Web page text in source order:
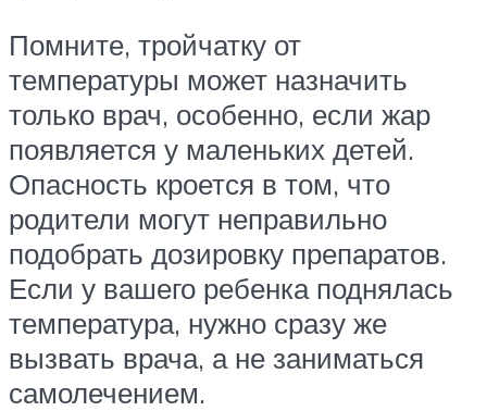
Помните, тройчатку от
температуры может назначить
только врач, особенно, если жар
появляется у маленьких детей.
Опасность кроется в том, что
родители могут неправильно
подобрать дозировку препаратов.
Если у вашего ребенка поднялась
температура, нужно сразу же
вызвать врача, а не заниматься
самолечением.